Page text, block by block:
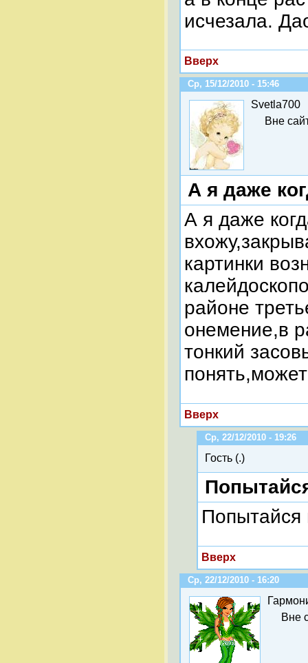
исчезала.
Вверх
Ср, 15/12/2010 - 15:46
Svetla700
Вне
А я даже
А я даже
картинки
районе
онемение,в
тонкий
Вверх
Ср, 22/12/2010 - 19:26
Гость (.)
Попытайся
Вверх
Ср, 22/12/2010 - 16:20
Вне